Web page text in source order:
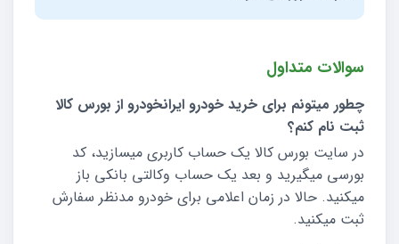
سوالات متداول
چطور میتونم برای خرید خودرو ایرانخودرو از بورس کالا
ثبت نام کنم؟
در سایت بورس کالا یک حساب کاربری میسازید، کد
بورسی میگیرید و بعد یک حساب وکالتی بانکی باز
میکنید. حالا در زمان اعلامی برای خودرو مدنظر سفارش
ثبت میکنید.